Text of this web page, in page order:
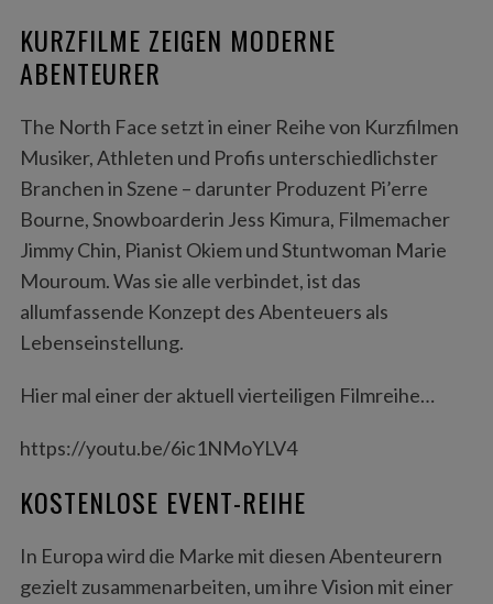
KURZFILME ZEIGEN MODERNE
ABENTEURER
The North Face setzt in einer Reihe von Kurzfilmen
Musiker, Athleten und Profis unterschiedlichster
Branchen in Szene – darunter Produzent Pi’erre
Bourne, Snowboarderin Jess Kimura, Filmemacher
Jimmy Chin, Pianist Okiem und Stuntwoman Marie
Mouroum. Was sie alle verbindet, ist das
allumfassende Konzept des Abenteuers als
Lebenseinstellung.
Hier mal einer der aktuell vierteiligen Filmreihe…
https://youtu.be/6ic1NMoYLV4
KOSTENLOSE EVENT-REIHE
In Europa wird die Marke mit diesen Abenteurern
gezielt zusammenarbeiten, um ihre Vision mit einer